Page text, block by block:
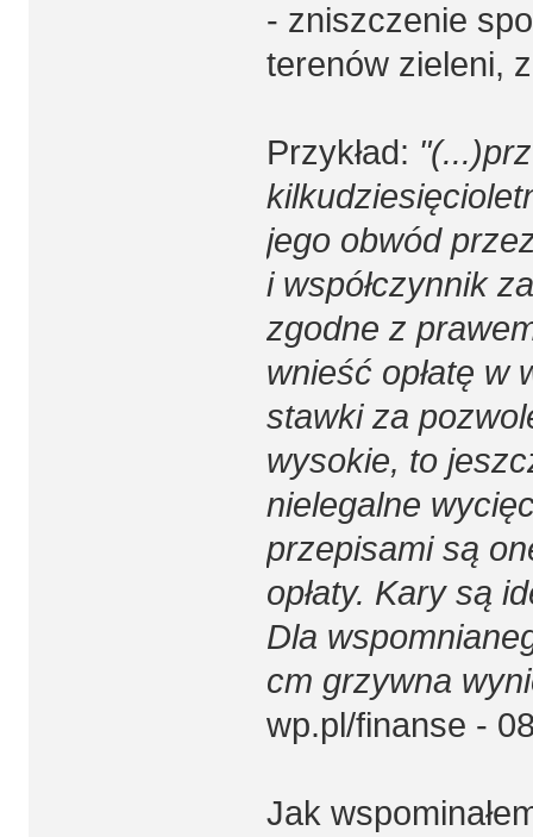
- zniszczenie
terenów zieleni,
Przykład:
jego obwód
i współczynnik
zgodne z
wnieść opłatę w
stawki za
wysokie, to
nielegalne
przepisami są
opłaty. Kary są
Dla
cm grzywna
wp.pl/finanse -
Jak